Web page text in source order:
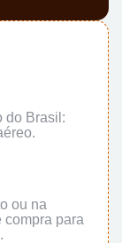
do Brasil:
ou na
compra para